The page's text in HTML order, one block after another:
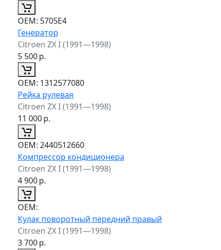
ОЕМ: 5705E4
Генератор
Citroen ZX I (1991—1998)
5 500р.
ОЕМ: 1312577080
Рейка рулевая
Citroen ZX I (1991—1998)
11 000р.
ОЕМ: 2440512660
Компрессор кондиционера
Citroen ZX I (1991—1998)
4 900р.
ОЕМ:
Кулак поворотный передний правый
Citroen ZX I (1991—1998)
3 700р.